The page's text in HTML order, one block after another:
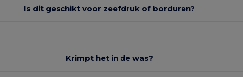
Is dit geschikt voor zeefdruk of borduren?
Krimpt het in de was?